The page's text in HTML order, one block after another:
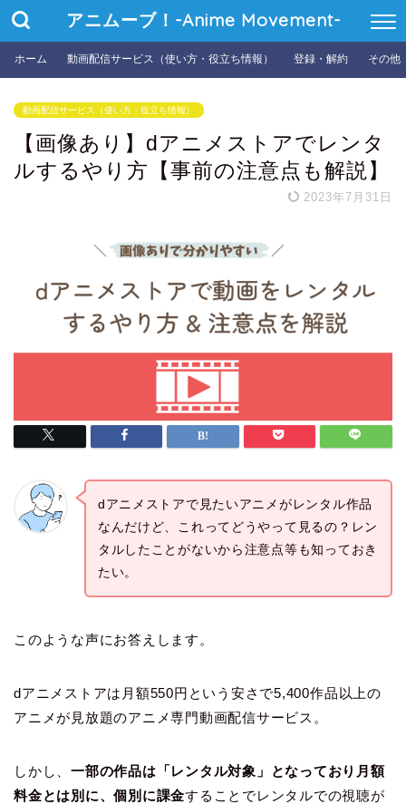
アニムーブ！-Anime Movement-
ホーム 動画配信サービス（使い方・役立ち情報） 登録・解約 その他
動画配信サービス（使い方・役立ち情報）
【画像あり】dアニメストアでレンタ
ルするやり方【事前の注意点も解説】
2023年7月31日
dアニメストアで見たいアニメがレンタル作品
なんだけど、これってどうやって見るの？レン
タルしたことがないから注意点等も知っておき
たい。
このような声にお答えします。
dアニメストアは月額550円という安さで5,400作品以上の
アニメが見放題のアニメ専門動画配信サービス。
しかし、一部の作品は「レンタル対象」となっており月額
料金とは別に、個別に課金することでレンタルでの視聴が